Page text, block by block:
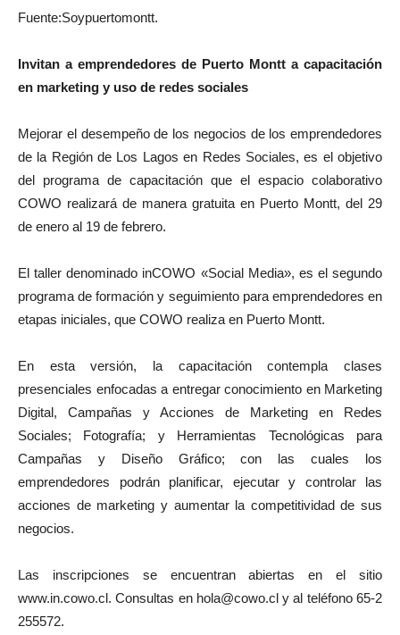
Fuente:Soypuertomontt.
Invitan a emprendedores de Puerto Montt a capacitación
en marketing y uso de redes sociales
Mejorar el desempeño de los negocios de los emprendedores
de la Región de Los Lagos en Redes Sociales, es el objetivo
del programa de capacitación que el espacio colaborativo
COWO realizará de manera gratuita en Puerto Montt, del 29
de enero al 19 de febrero.
El taller denominado inCOWO «Social Media», es el segundo
programa de formación y seguimiento para emprendedores en
etapas iniciales, que COWO realiza en Puerto Montt.
En esta versión, la capacitación contempla clases
presenciales enfocadas a entregar conocimiento en Marketing
Digital, Campañas y Acciones de Marketing en Redes
Sociales; Fotografía; y Herramientas Tecnológicas para
Campañas y Diseño Gráfico; con las cuales los
emprendedores podrán planificar, ejecutar y controlar las
acciones de marketing y aumentar la competitividad de sus
negocios.
Las inscripciones se encuentran abiertas en el sitio
www.in.cowo.cl. Consultas en hola@cowo.cly al teléfono 65-2
255572.